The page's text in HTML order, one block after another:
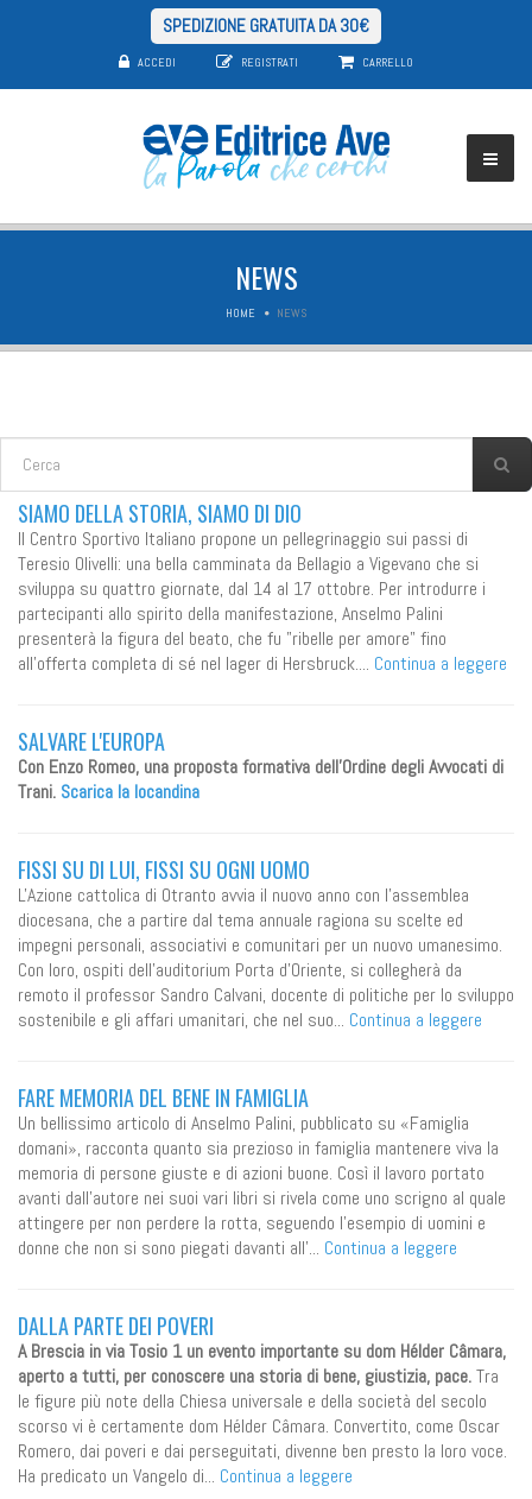
SPEDIZIONE GRATUITA DA 30€
ACCEDI REGISTRATI CARRELLO
NEWS
HOME NEWS
FORM DI RICERCA
SIAMO DELLA STORIA, SIAMO DI DIO
Il Centro Sportivo Italiano propone un pellegrinaggio sui passi di
Teresio Olivelli: una bella camminata da Bellagio a Vigevano che si
sviluppa su quattro giornate, dal 14 al 17 ottobre. Per introdurre i
partecipanti allo spirito della manifestazione, Anselmo Palini
presenterà la figura del beato, che fu "ribelle per amore" fino
all'offerta completa di sé nel lager di Hersbruck.... Continua a leggere
SALVARE L'EUROPA
Con Enzo Romeo, una proposta formativa dell'Ordine degli Avvocati di
Trani. Scarica la locandina
FISSI SU DI LUI, FISSI SU OGNI UOMO
L'Azione cattolica di Otranto avvia il nuovo anno con l'assemblea
diocesana, che a partire dal tema annuale ragiona su scelte ed
impegni personali, associativi e comunitari per un nuovo umanesimo.
Con loro, ospiti dell'auditorium Porta d'Oriente, si collegherà da
remoto il professor Sandro Calvani, docente di politiche per lo sviluppo
sostenibile e gli affari umanitari, che nel suo... Continua a leggere
FARE MEMORIA DEL BENE IN FAMIGLIA
Un bellissimo articolo di Anselmo Palini, pubblicato su «Famiglia
domani», racconta quanto sia prezioso in famiglia mantenere viva la
memoria di persone giuste e di azioni buone. Così il lavoro portato
avanti dall'autore nei suoi vari libri si rivela come uno scrigno al quale
attingere per non perdere la rotta, seguendo l'esempio di uomini e
donne che non si sono piegati davanti all'... Continua a leggere
DALLA PARTE DEI POVERI
A Brescia in via Tosio 1 un evento importante su dom Hélder Câmara,
aperto a tutti, per conoscere una storia di bene, giustizia, pace.Tra
le figure più note della Chiesa universale e della società del secolo
scorso vi è certamente dom Hélder Câmara. Convertito, come Oscar
Romero, dai poveri e dai perseguitati, divenne ben presto la loro voce.
Ha predicato un Vangelo di... Continua a leggere